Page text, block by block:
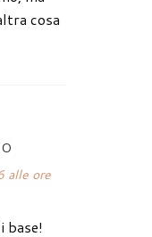
cosa
alle ore
base!